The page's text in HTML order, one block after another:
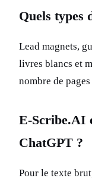
Quels types
Lead magnets,
livres blancs et
nombre de
E-Scribe.AI
ChatGPT ?
Pour le texte